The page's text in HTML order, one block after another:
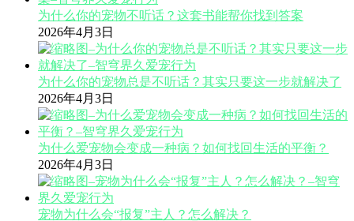
为什么你的宠物不听话？这套书能帮你找到答案
2026年4月3日
为什么你的宠物总是不听话？其实只要这一步就解决了
2026年4月3日
为什么爱宠物会变成一种病？如何找回生活的平衡？
2026年4月3日
宠物为什么会“报复”主人？怎么解决？